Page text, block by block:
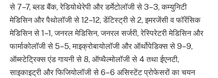
से 7–7, ब्लड बैंक, रेडियोथेरेपी और डर्मेटोलॉजी से 3–3, कम्युनिटी
मेडिसिन और पैथोलॉजी से 12–12, डेंटिस्ट्री से 2, इमरजेंसी व फॉरेंसिक
मेडिसिन से 1–1, जनरल मेडिसिन, जनरल सर्जरी, रेस्पिरेटरी मेडिसिन और
फार्माकोलॉजी से 5–5, माइक्रोबायोलॉजी और ऑर्थोपेडिक्स से 9–9,
ऑब्स्टेट्रिक्स एंड गायनी से 8, ऑप्थैल्मोलॉजी से 4 तथा ईएनटी,
साइकाइट्री और फिजियोलॉजी से 6–6 असिस्टेंट प्रोफेसरों का चयन